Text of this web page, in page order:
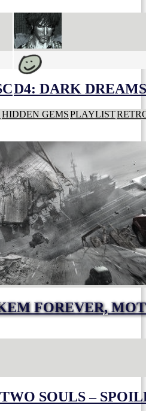
D4: DARK
HIDDEN GEMSPLAYLIST
FOREVER,
SOULS –